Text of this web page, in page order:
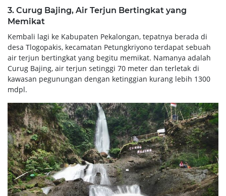
3. Curug Bajing, Air Terjun Bertingkat yang
Memikat
Kembali lagi ke Kabupaten Pekalongan, tepatnya berada di
desa Tlogopakis, kecamatan Petungkriyono terdapat sebuah
air terjun bertingkat yang begitu memikat. Namanya adalah
Curug Bajing, air terjun setinggi 70 meter dan terletak di
kawasan pegunungan dengan ketinggian kurang lebih 1300
mdpl.